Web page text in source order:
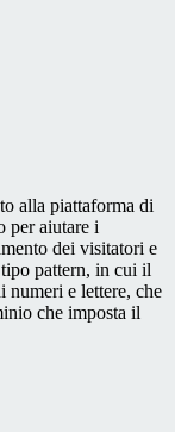
alla piattaforma di
per aiutare i
dei visitatori e
pattern, in cui il
numeri e lettere, che
che imposta il